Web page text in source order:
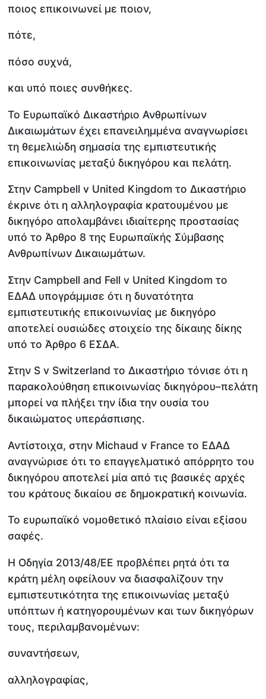
ποιος επικοινωνεί με ποιον,
πότε,
πόσο συχνά,
και υπό ποιες συνθήκες.
Το Ευρωπαϊκό Δικαστήριο Ανθρωπίνων
Δικαιωμάτων έχει επανειλημμένα αναγνωρίσει
τη θεμελιώδη σημασία της εμπιστευτικής
επικοινωνίας μεταξύ δικηγόρου και πελάτη.
Στην Campbell v United Kingdom το Δικαστήριο
έκρινε ότι η αλληλογραφία κρατουμένου με
δικηγόρο απολαμβάνει ιδιαίτερης προστασίας
υπό το Άρθρο 8 της Ευρωπαϊκής Σύμβασης
Ανθρωπίνων Δικαιωμάτων.
Στην Campbell and Fell v United Kingdom το
ΕΔΑΔ υπογράμμισε ότι η δυνατότητα
εμπιστευτικής επικοινωνίας με δικηγόρο
αποτελεί ουσιώδες στοιχείο της δίκαιης δίκης
υπό το Άρθρο 6 ΕΣΔΑ.
Στην S v Switzerland το Δικαστήριο τόνισε ότι η
παρακολούθηση επικοινωνίας δικηγόρου–πελάτη
μπορεί να πλήξει την ίδια την ουσία του
δικαιώματος υπεράσπισης.
Αντίστοιχα, στην Michaud v France το ΕΔΑΔ
αναγνώρισε ότι το επαγγελματικό απόρρητο του
δικηγόρου αποτελεί μία από τις βασικές αρχές
του κράτους δικαίου σε δημοκρατική κοινωνία.
Το ευρωπαϊκό νομοθετικό πλαίσιο είναι εξίσου
σαφές.
Η Οδηγία 2013/48/ΕΕ προβλέπει ρητά ότι τα
κράτη μέλη οφείλουν να διασφαλίζουν την
εμπιστευτικότητα της επικοινωνίας μεταξύ
υπόπτων ή κατηγορουμένων και των δικηγόρων
τους, περιλαμβανομένων:
συναντήσεων,
αλληλογραφίας,